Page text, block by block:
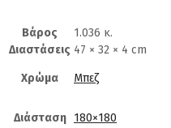
Βάρος
1.036 κ.
Διαστάσεις 47 × 32 × 4 cm
Χρώμα Μπεζ
Διάσταση 180×180